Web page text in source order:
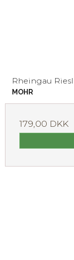
Rheingau
MOHR
179,00 DKK